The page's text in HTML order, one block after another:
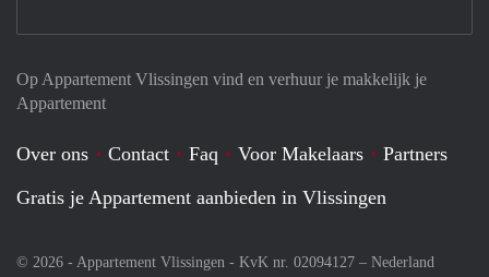
Op Appartement Vlissingen vind en verhuur je makkelijk je
Appartement
Over ons Contact Faq Voor Makelaars
Partners
Gratis je Appartement aanbieden in Vlissingen
© 2026 - Appartement Vlissingen - KvK nr. 02094127 – Nederland